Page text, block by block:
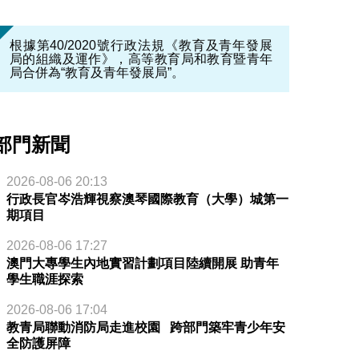
根據第40/2020號行政法規《教育及青年發展
局的組織及運作》，高等教育局和教育暨青年
局合併為“教育及青年發展局”。
門新聞
2026-08-06 20:13
行政長官岑浩輝視察澳琴國際教育（大學）城第一
期項目
2026-08-06 17:27
澳門大專學生內地實習計劃項目陸續開展 助青年
學生職涯探索
2026-08-06 17:04
教青局聯動消防局走進校園 跨部門築牢青少年安
全防護屏障